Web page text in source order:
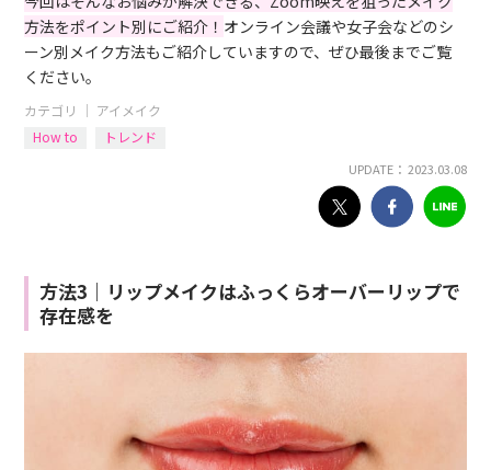
方法をポイント別にご紹介！ オンライン会議や女子会などのシ
ーン別メイク方法もご紹介していますので、ぜひ最後までご覧
ください。
カテゴリ ｜ アイメイク
How to
トレンド
UPDATE： 2023.03.08
方法3｜リップメイクはふっくらオーバーリップで
存在感を